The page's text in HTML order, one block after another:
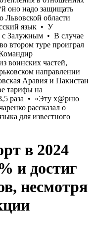
в 2024
и достиг
несмотря